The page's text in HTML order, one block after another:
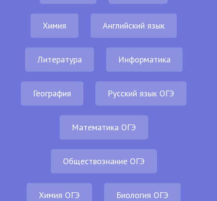
Химия Английский язык
Литература Информатика
География Русский язык ОГЭ
Математика ОГЭ
Обществознание ОГЭ
Химия ОГЭ Биология ОГЭ